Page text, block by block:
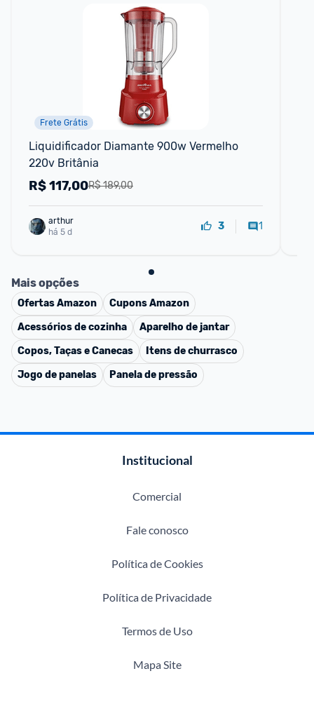
Frete Grátis
Liquidificador Diamante 900w Vermelho
220v Britânia
R$ 189,00
R$117,00
arthur
há 5 d
3 1
Mais opções
OfertasAmazon CuponsAmazon
Acessórios de cozinha
Aparelho de jantar
Copos, Taças e Canecas
Itens de churrasco
Jogo de panelas
Panela de pressão
Institucional
Comercial
Fale conosco
Política de Cookies
Política de Privacidade
Termos de Uso
Mapa Site